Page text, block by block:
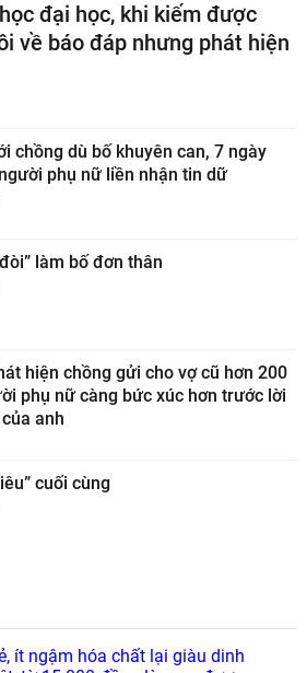
đại học, khi kiếm được
về báo đáp nhưng phát hiện
chồng dù bố khuyên can, 7 ngày
phụ nữ liền nhận tin dữ
làm bố đơn thân
hiện chồng gửi cho vợ cũ hơn 200
phụ nữ càng bức xúc hơn trước lời
anh
cuối cùng